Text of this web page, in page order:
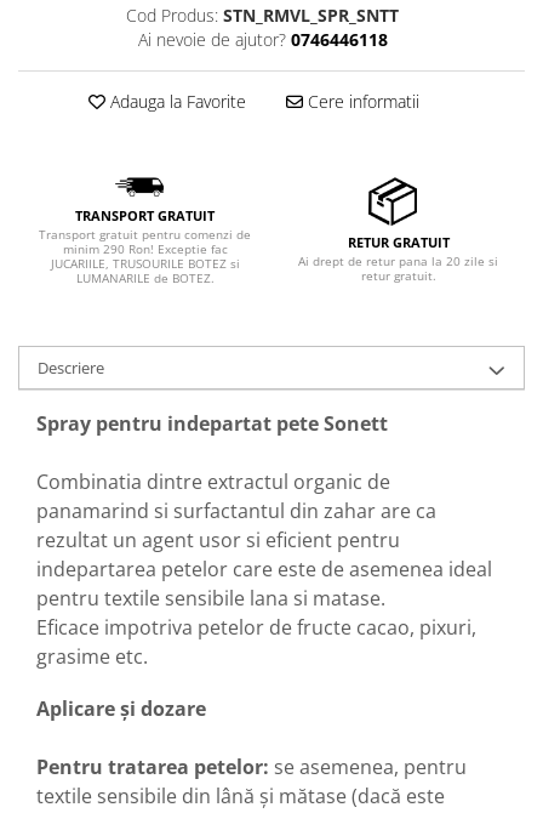
Cod Produs: STN_RMVL_SPR_SNTT
Ai nevoie de ajutor? 0746446118
Adauga la Favorite Cere informatii
TRANSPORT GRATUIT
Transport gratuit pentru comenzi de
minim 290 Ron! Exceptie fac
JUCARIILE, TRUSOURILE BOTEZ si
LUMANARILE de BOTEZ.
RETUR GRATUIT
Ai drept de retur pana la 20 zile si
retur gratuit.
Descriere
Spray pentru indepartat pete Sonett
Combinatia dintre extractul organic de
panamarind si surfactantul din zahar are ca
rezultat un agent usor si eficient pentru
indepartarea petelor care este de asemenea ideal
pentru textile sensibile lana si matase.
Eficace impotriva petelor de fructe cacao, pixuri,
grasime etc.
Aplicare și dozare
Pentru tratarea petelor: se asemenea, pentru
textile sensibile din lână și mătase (dacă este